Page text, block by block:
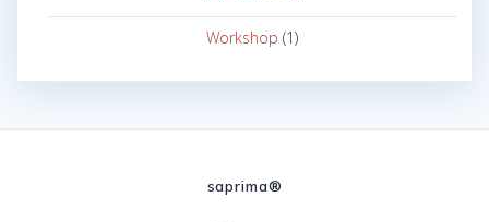
Workshop (1)
saprima®